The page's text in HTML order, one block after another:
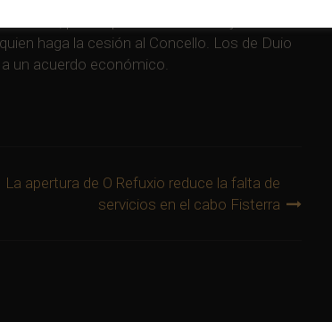
por lo que están constituyendo una
haga la cesión al Concello. Los de Duio
un acuerdo económico.
La apertura de O Refuxio reduce la falta de
servicios en el cabo Fisterra